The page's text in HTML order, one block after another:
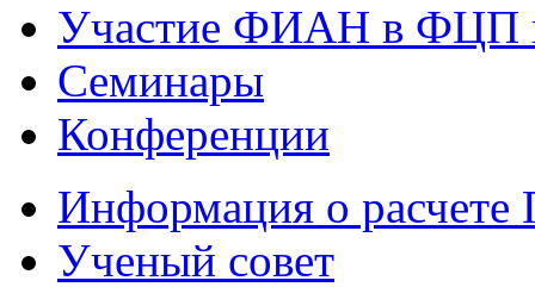
Участие ФИАН в ФЦП
Семинары
Конференции
Информация о
Ученый совет